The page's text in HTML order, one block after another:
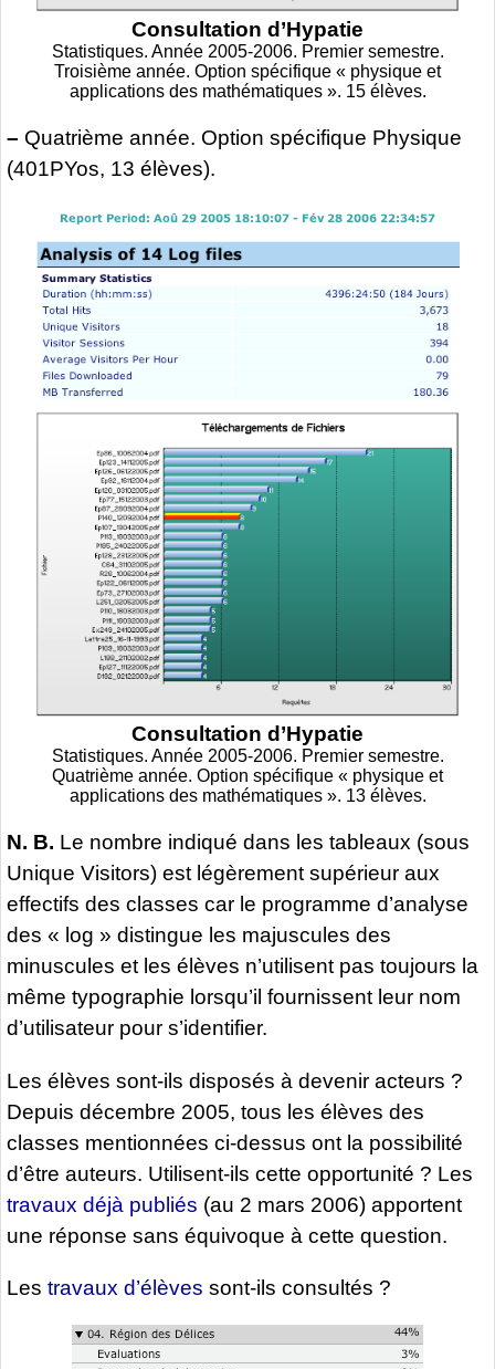
Consultation d’Hypatie
Statistiques. Année 2005-2006. Premier semestre.
Troisième année. Option spécifique « physique et
applications des mathématiques ». 15 élèves.
– Quatrième année. Option spécifique Physique
(401PYos, 13 élèves).
Consultation d’Hypatie
Statistiques. Année 2005-2006. Premier semestre.
Quatrième année. Option spécifique « physique et
applications des mathématiques ». 13 élèves.
N. B. Le nombre indiqué dans les tableaux (sous
Unique Visitors) est légèrement supérieur aux
effectifs des classes car le programme d’analyse
des « log » distingue les majuscules des
minuscules et les élèves n’utilisent pas toujours la
même typographie lorsqu’il fournissent leur nom
d’utilisateur pour s’identifier.
Les élèves sont-ils disposés à devenir acteurs ?
Depuis décembre 2005, tous les élèves des
classes mentionnées ci-dessus ont la possibilité
d’être auteurs. Utilisent-ils cette opportunité ? Les
travaux déjà publiés (au 2 mars 2006) apportent
une réponse sans équivoque à cette question.
Les travaux d’élèves sont-ils consultés ?